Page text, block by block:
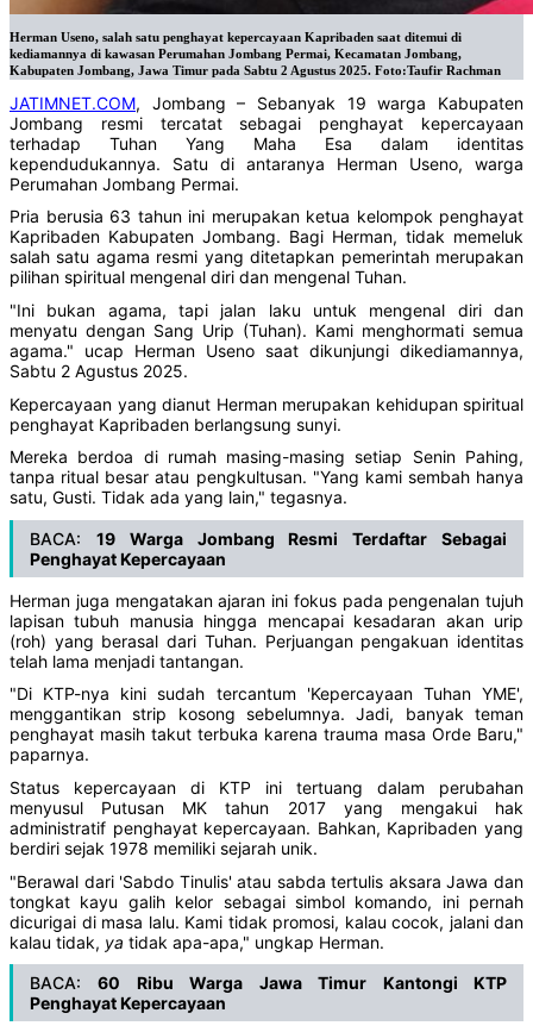
Herman Useno, salah satu penghayat kepercayaan Kapribaden saat ditemui di
kediamannya di kawasan Perumahan Jombang Permai, Kecamatan Jombang,
Kabupaten Jombang, Jawa Timur pada Sabtu 2 Agustus 2025. Foto:Taufir Rachman
JATIMNET.COM, Jombang – Sebanyak 19 warga Kabupaten
Jombang resmi tercatat sebagai penghayat kepercayaan
terhadap Tuhan Yang Maha Esa dalam identitas
kependudukannya. Satu di antaranya Herman Useno, warga
Perumahan Jombang Permai.
Pria berusia 63 tahun ini merupakan ketua kelompok penghayat
Kapribaden Kabupaten Jombang. Bagi Herman, tidak memeluk
salah satu agama resmi yang ditetapkan pemerintah merupakan
pilihan spiritual mengenal diri dan mengenal Tuhan.
"Ini bukan agama, tapi jalan laku untuk mengenal diri dan
menyatu dengan Sang Urip (Tuhan). Kami menghormati semua
agama." ucap Herman Useno saat dikunjungi dikediamannya,
Sabtu 2 Agustus 2025.
Kepercayaan yang dianut Herman merupakan kehidupan spiritual
penghayat Kapribaden berlangsung sunyi.
Mereka berdoa di rumah masing-masing setiap Senin Pahing,
tanpa ritual besar atau pengkultusan. "Yang kami sembah hanya
satu, Gusti. Tidak ada yang lain," tegasnya.
BACA: 19 Warga Jombang Resmi Terdaftar Sebagai
Penghayat Kepercayaan
Herman juga mengatakan ajaran ini fokus pada pengenalan tujuh
lapisan tubuh manusia hingga mencapai kesadaran akan urip
(roh) yang berasal dari Tuhan. Perjuangan pengakuan identitas
telah lama menjadi tantangan.
"Di KTP-nya kini sudah tercantum 'Kepercayaan Tuhan YME',
menggantikan strip kosong sebelumnya. Jadi, banyak teman
penghayat masih takut terbuka karena trauma masa Orde Baru,"
paparnya.
Status kepercayaan di KTP ini tertuang dalam perubahan
menyusul Putusan MK tahun 2017 yang mengakui hak
administratif penghayat kepercayaan. Bahkan, Kapribaden yang
berdiri sejak 1978 memiliki sejarah unik.
"Berawal dari 'Sabdo Tinulis' atau sabda tertulis aksara Jawa dan
tongkat kayu galih kelor sebagai simbol komando, ini pernah
dicurigai di masa lalu. Kami tidak promosi, kalau cocok, jalani dan
kalau tidak, ya tidak apa-apa," ungkap Herman.
BACA:60 Ribu Warga Jawa Timur Kantongi KTP
Penghayat Kepercayaan